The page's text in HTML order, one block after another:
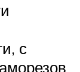
с